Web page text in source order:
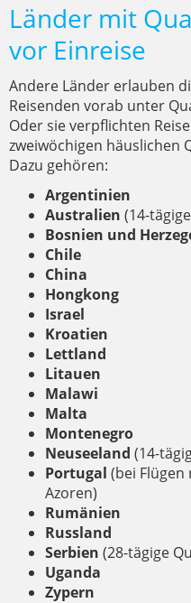
Länder mit
vor Einreise
Andere Länder erlauben
Reisenden vorab unter
Oder sie verpflichten
zweiwöchigen häuslichen
Dazu gehören:
Argentinien
Australien (14-
Bosnien und
Chile
China
Hongkong
Israel
Kroatien
Lettland
Litauen
Malawi
Malta
Montenegro
Neuseeland (14-
Portugal (bei
Azoren)
Rumänien
Russland
Serbien (28-tägige
Uganda
Zypern